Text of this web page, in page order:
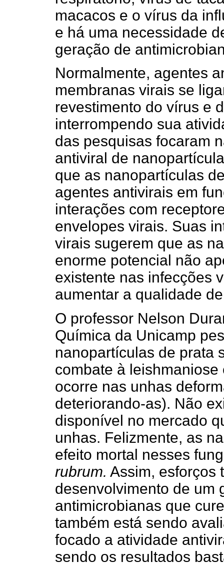
macacos e o vírus da
e há uma necessidade
geração de
Normalmente, agentes
membranas virais se
revestimento do vírus e
interrompendo sua
das pesquisas focaram
antiviral de
que as nanopartículas
agentes antivirais em
interações com
envelopes virais. Suas
virais sugerem que as
enorme potencial não
existente nas infecções
aumentar a qualidade
O professor Nelson
Química da Unicamp
nanopartículas de prata
combate à
ocorre nas unhas
deteriorando-as). Não
disponível no mercado
unhas. Felizmente, as
efeito mortal nesses
rubrum. Assim, esforços
desenvolvimento de um
antimicrobianas que
também está sendo
focado a atividade
sendo os resultados